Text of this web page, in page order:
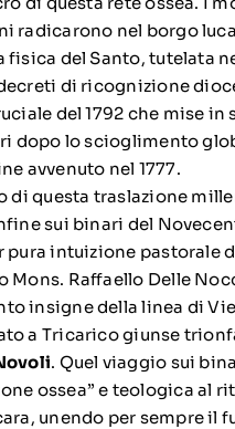
radicarono nel borgo
fisica del Santo, tutelata
di ricognizione
del 1792 che mise in
dopo lo scioglimento
avvenuto nel 1777.
di questa traslazione
sui binari del
pura intuizione pastorale
Mons. Raffaello Delle
insigne della linea di
a Tricarico giunse
. Quel viaggio sui
ossea” e teologica al
unendo per sempre il